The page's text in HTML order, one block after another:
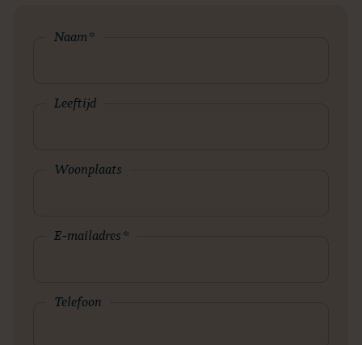
Naam*
Leeftijd
Woonplaats
E-mailadres*
Telefoon